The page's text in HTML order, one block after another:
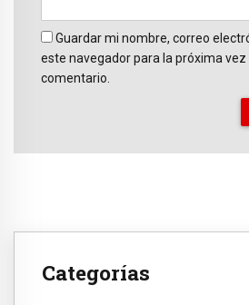
Guardar mi nombre, correo
este navegador para la próxima vez
comentario.
Categorías